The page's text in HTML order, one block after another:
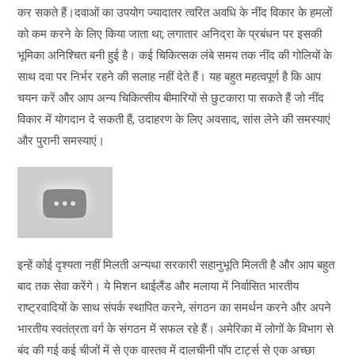
कर सकते हैं।दवाओं का उपयोग ज्यादातर त्वरित अवधि के नींद विकार के हमलों
को कम करने के लिए किया जाता था; लगातार अनिद्रा के प्रबंधन पर इसकी
भूमिका अनिश्चित बनी हुई है। कई चिकित्सक लंबे समय तक नींद की गोलियों के
साथ दवा पर निर्भर रहने की सलाह नहीं देते हैं। यह बहुत महत्वपूर्ण है कि आप
चयन करें और आप अन्य चिकित्सीय बीमारियों से छुटकारा पा सकते हैं जो नींद
विकार में योगदान दे सकती हैं, उदाहरण के लिए अवसाद, सांस लेने की समस्याएं
और पुरानी समस्याएं।
इन्हें कोई दृश्यता नहीं मिलती अन्यथा सरकारी सहानुभूति मिलती है और आप बहुत
बाद तक सेवा करेंगे। ये मिशन थाईलैंड और मलाया में निर्वासित भारतीय
राष्ट्रवादियों के साथ संपर्क स्थापित करने, संगठन का समर्थन करने और अपने
भारतीय स्वतंत्रता वर्ग के संगठन में सफल रहे हैं। अमेरिका में लोगों के विभाग से
बंद की गई कई चीजों में से एक वास्तव में दालचीनी पॉप टार्ट्स से एक अच्छा